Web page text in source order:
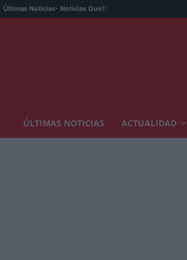
Últimas Noticias- Noticias Que!:
ÚLTIMAS NOTICIAS ACTUALIDAD